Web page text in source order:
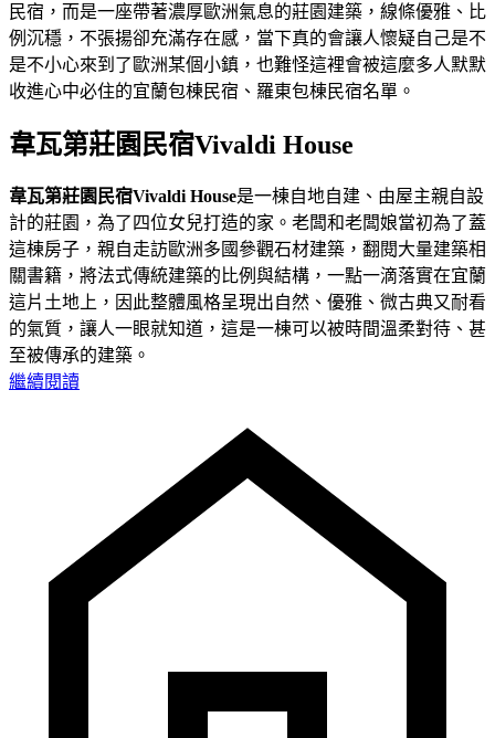
民宿，而是一座帶著濃厚歐洲氣息的莊園建築，線條優雅、比
例沉穩，不張揚卻充滿存在感，當下真的會讓人懷疑自己是不
是不小心來到了歐洲某個小鎮，也難怪這裡會被這麼多人默默
收進心中必住的宜蘭包棟民宿、羅東包棟民宿名單。
韋瓦第莊園民宿Vivaldi House
韋瓦第莊園民宿Vivaldi House是一棟自地自建、由屋主親自設
計的莊園，為了四位女兒打造的家。老闆和老闆娘當初為了蓋
這棟房子，親自走訪歐洲多國參觀石材建築，翻閱大量建築相
關書籍，將法式傳統建築的比例與結構，一點一滴落實在宜蘭
這片土地上，因此整體風格呈現出自然、優雅、微古典又耐看
的氣質，讓人一眼就知道，這是一棟可以被時間溫柔對待、甚
至被傳承的建築。
繼續閱讀